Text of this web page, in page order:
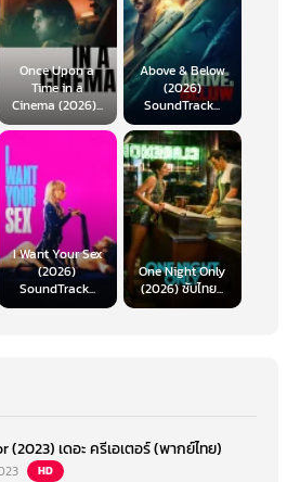
Once Upon a
Time in a
Cinema (2026)...
Above & Below
(2026)
SoundTrack...
I Want Your Sex
(2026)
SoundTrack...
One Night Only
(2026) ซับไทย...
(2023) เดอะ ครีเอเตอร์ (พากย์ไทย)
HD